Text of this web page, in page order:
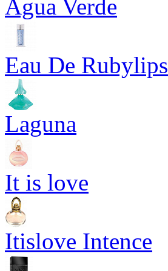
Agua Verde
Eau De Rubylips
Laguna
It is love
Itislove Intence